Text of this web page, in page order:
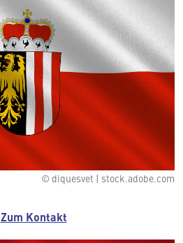
© diquesvet | stock.adobe.com
Zum Kontakt